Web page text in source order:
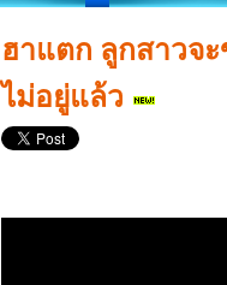
ฮาแตก ลูกสาวจ
ไม่อยู่แล้ว